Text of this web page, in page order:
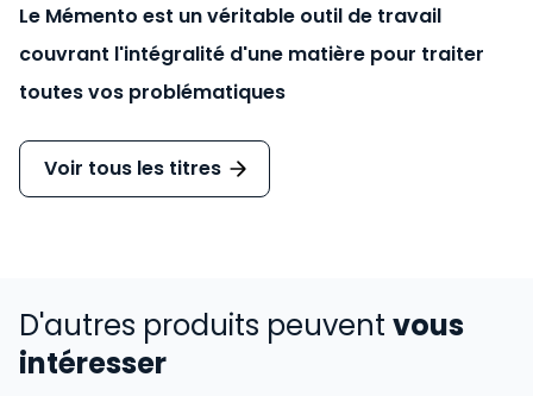
Le Mémento est un véritable outil de travail
couvrant l'intégralité d'une matière pour traiter
toutes vos problématiques
Voir tous les titres
D'autres produits peuvent vous
intéresser